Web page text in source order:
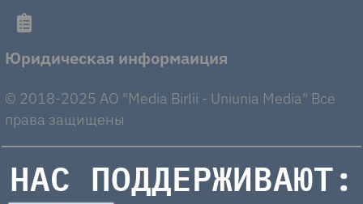
Юридическая информаиция
© 2018-2025 AO "Media Birlii - Uniunia Media" Все
права защищены
НАС ПОДДЕРЖИВАЮТ: